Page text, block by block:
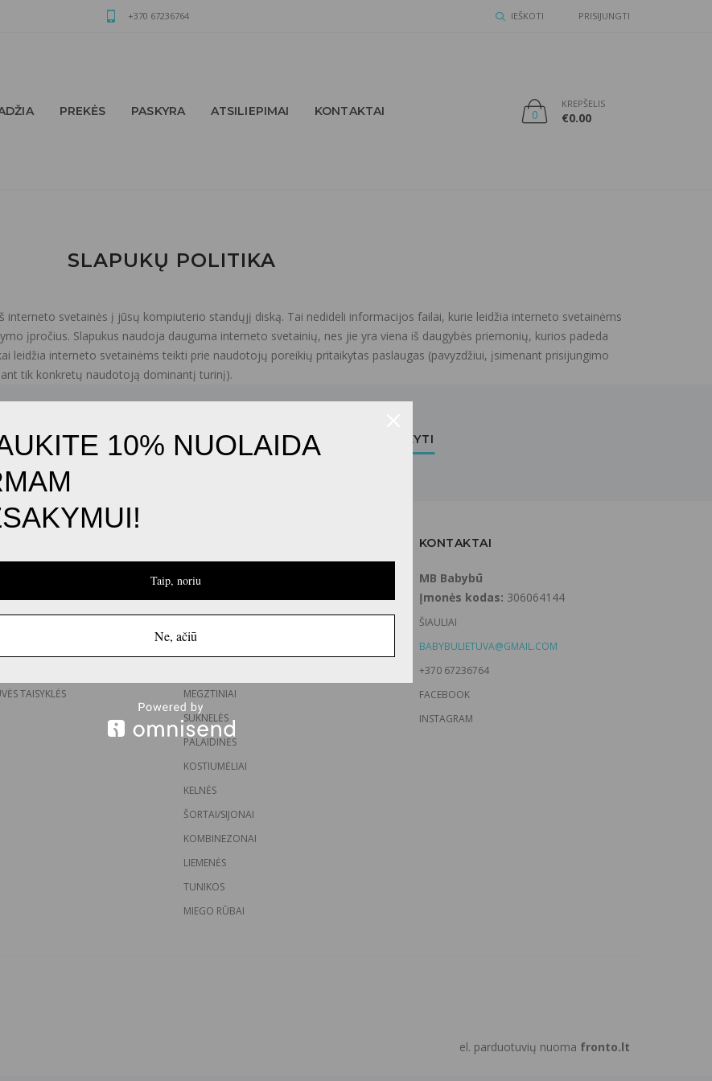
+370 67236764 IEŠKOTI PRISIJUNGTI
PREKĖS PASKYRA ATSILIEPIMAI KONTAKTAI 0
KREPŠELIS
€0.00
SLAPUKŲ POLITIKA
interneto svetainės į jūsų kompiuterio standųjį diską. Tai nedideli informacijos failai, kurie leidžia interneto svetainėms
įpročius. Slapukus naudoja dauguma interneto svetainių, nes jie yra viena iš daugybės priemonių, kurios padeda
leidžia interneto svetainėms teikti prie naudotojų poreikių pritaikytas paslaugas (pavyzdžiui, įsimenant prisijungimo
tik konkretų naudotoją dominantį turinį).
UŽSAKYTI
TAISYKLĖS
BERNIUKAI
AKSESUARAI
MEGZTINIAI
SUKNELĖS
PALAIDINĖS
KOSTIUMĖLIAI
KELNĖS
ŠORTAI/SIJONAI
KOMBINEZONAI
LIEMENĖS
TUNIKOS
MIEGO RŪBAI
KONTAKTAI
MB Babybū
Įmonės kodas: 306064144
ŠIAULIAI
BABYBULIETUVA@GMAIL.COM
+370 67236764
FACEBOOK
INSTAGRAM
el. parduotuvių nuoma fronto.lt
10% NUOLAIDA
Taip, noriu
Ne, ačiū